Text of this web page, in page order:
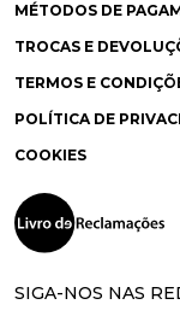
MÉTODOS DE
TROCAS E
TERMOS E
POLÍTICA DE
COOKIES
SIGA-NOS NAS